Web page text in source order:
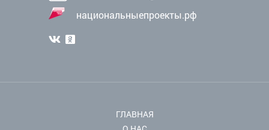
национальныепроекты.рф
ГЛАВНАЯ